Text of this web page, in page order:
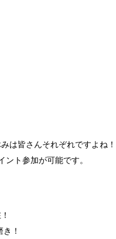
は皆さんそれぞれですよね！
ト参加が可能です。
！